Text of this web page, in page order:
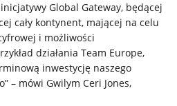
Global Gateway, będącej
cały kontynent, mającej na celu
i możliwości
działania Team Europe,
inwestycję naszego
– mówi Gwilym Ceri Jones,